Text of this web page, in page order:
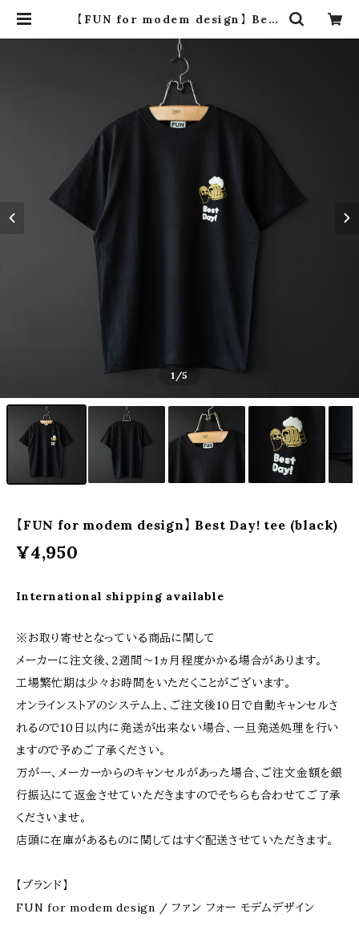
【FUN for modem design】 Best
1 /5
【FUN for modem design】 Best Day! tee (black)
¥4,950
International shipping available
※お取り寄せとなっている商品に関して
メーカーに注文後、2週間〜1ヵ月程度かかる場合があります。
工場繁忙期は少々お時間をいただくことがございます。
オンラインストアのシステム上、ご注文後10日で自動キャンセルさ
れるので10日以内に発送が出来ない場合、一旦発送処理を行い
ますので予めご了承ください。
万が一、メーカーからのキャンセルがあった場合、ご注文金額を銀
行振込にて返金させていただきますのでそちらも合わせてご了承
くださいませ。
店頭に在庫があるものに関してはすぐ配送させていただきます。
【ブランド】
FUN for modem design / ファン フォー モデムデザイン